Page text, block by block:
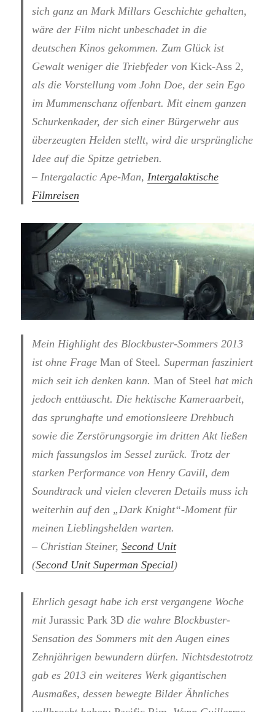
sich ganz an Mark Millars Geschichte gehalten,
wäre der Film nicht unbeschadet in die
deutschen Kinos gekommen. Zum Glück ist
Gewalt weniger die Triebfeder vonKick-Ass 2,
als die Vorstellung vom John Doe, der sein Ego
im Mummenschanz offenbart. Mit einem ganzen
Schurkenkader, der sich einer Bürgerwehr aus
überzeugten Helden stellt, wird die ursprüngliche
Idee auf die Spitze getrieben.
– Intergalactic Ape-Man,Intergalaktische
Filmreisen
Mein Highlight des Blockbuster-Sommers 2013
ist ohne FrageMan of Steel. Superman fasziniert
mich seit ich denken kann.Man of Steel hat mich
jedoch enttäuscht. Die hektische Kameraarbeit,
das sprunghafte und emotionsleere Drehbuch
sowie die Zerstörungsorgie im dritten Akt ließen
mich fassungslos im Sessel zurück. Trotz der
starken Performance von Henry Cavill, dem
Soundtrack und vielen cleveren Details muss ich
weiterhin auf den „Dark Knight“-Moment für
meinen Lieblingshelden warten.
– Christian Steiner,Second Unit
(Second Unit Superman Special)
Ehrlich gesagt habe ich erst vergangene Woche
mitJurassic Park 3D die wahre Blockbuster-
Sensation des Sommers mit den Augen eines
Zehnjährigen bewundern dürfen. Nichtsdestotrotz
gab es 2013 ein weiteres Werk gigantischen
Ausmaßes, dessen bewegte Bilder Ähnliches